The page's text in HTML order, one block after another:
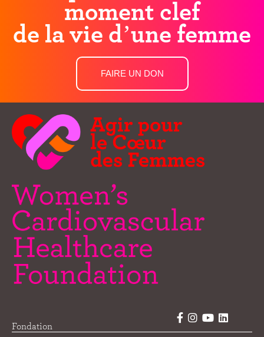
moment clef
de la vie d’une femme
FAIRE UN DON
Fondation